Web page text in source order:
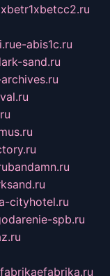
e-abis1c.ru
sand.ru
bandamn.ru
cityhotel.ru
spb.ru